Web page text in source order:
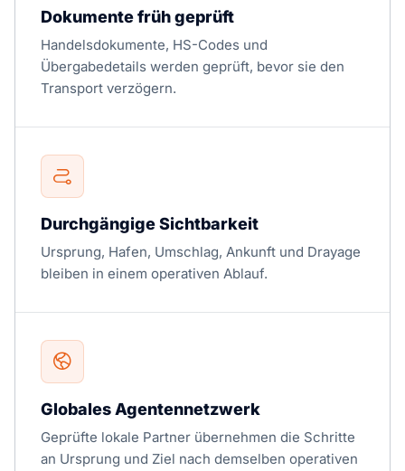
Dokumente früh geprüft
Handelsdokumente, HS-Codes und
Übergabedetails werden geprüft, bevor sie den
Transport verzögern.
Durchgängige Sichtbarkeit
Ursprung, Hafen, Umschlag, Ankunft und Drayage
bleiben in einem operativen Ablauf.
Globales Agentennetzwerk
Geprüfte lokale Partner übernehmen die Schritte
an Ursprung und Ziel nach demselben operativen